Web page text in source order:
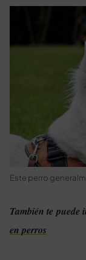
Este perro
También te puede
en perros